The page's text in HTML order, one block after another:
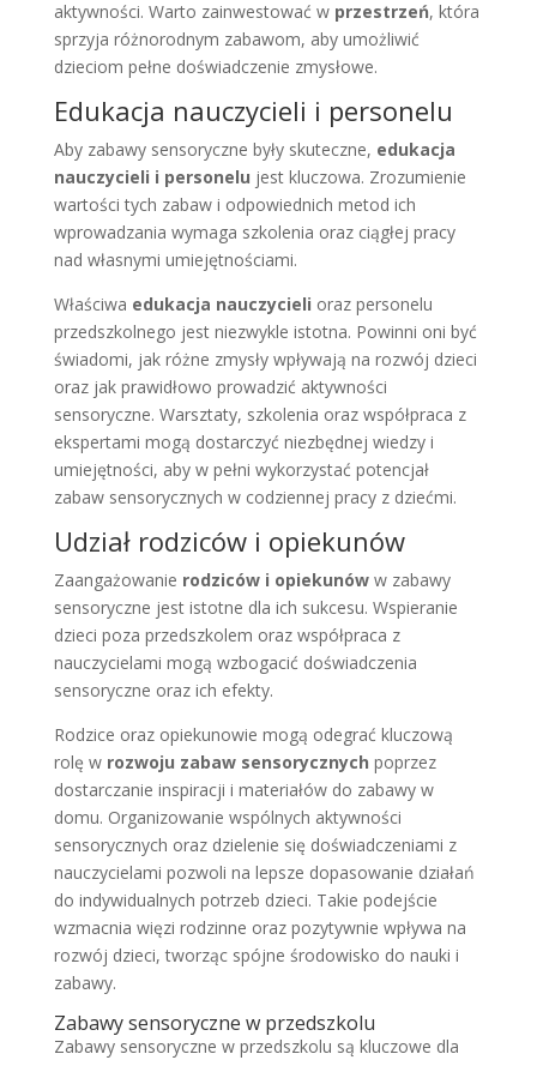
aktywności. Warto zainwestować w przestrzeń, która
sprzyja różnorodnym zabawom, aby umożliwić
dzieciom pełne doświadczenie zmysłowe.
Edukacja nauczycieli i personelu
Aby zabawy sensoryczne były skuteczne, edukacja
nauczycieli i personelu jest kluczowa. Zrozumienie
wartości tych zabaw i odpowiednich metod ich
wprowadzania wymaga szkolenia oraz ciągłej pracy
nad własnymi umiejętnościami.
Właściwa edukacja nauczycieli oraz personelu
przedszkolnego jest niezwykle istotna. Powinni oni być
świadomi, jak różne zmysły wpływają na rozwój dzieci
oraz jak prawidłowo prowadzić aktywności
sensoryczne. Warsztaty, szkolenia oraz współpraca z
ekspertami mogą dostarczyć niezbędnej wiedzy i
umiejętności, aby w pełni wykorzystać potencjał
zabaw sensorycznych w codziennej pracy z dziećmi.
Udział rodziców i opiekunów
Zaangażowanie rodziców i opiekunóww zabawy
sensoryczne jest istotne dla ich sukcesu. Wspieranie
dzieci poza przedszkolem oraz współpraca z
nauczycielami mogą wzbogacić doświadczenia
sensoryczne oraz ich efekty.
Rodzice oraz opiekunowie mogą odegrać kluczową
rolę w rozwoju zabaw sensorycznych poprzez
dostarczanie inspiracji i materiałów do zabawy w
domu. Organizowanie wspólnych aktywności
sensorycznych oraz dzielenie się doświadczeniami z
nauczycielami pozwoli na lepsze dopasowanie działań
do indywidualnych potrzeb dzieci. Takie podejście
wzmacnia więzi rodzinne oraz pozytywnie wpływa na
rozwój dzieci, tworząc spójne środowisko do nauki i
zabawy.
Zabawy sensoryczne w przedszkolu
Zabawy sensoryczne w przedszkolu są kluczowe dla